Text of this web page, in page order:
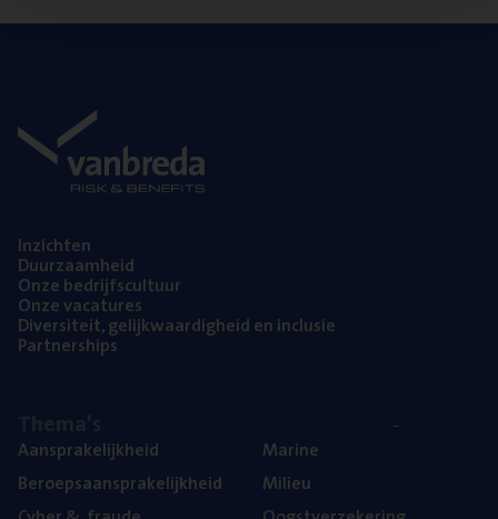
Inzich­ten
Duur­zaam­heid
Onze bedrijfs­cul­tuur
Onze vaca­tu­res
Diver­si­teit, gelijk­waar­dig­heid en inclusie
Part­ner­ships
Aan­spra­ke­lijk­heid
Beroeps­aan­spra­ke­lijk­heid
Mari­ne
Mili­eu